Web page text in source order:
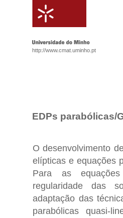
http://www.cmat.uminho.pt
EDPs parabólicas/
O desenvolvimento
elípticas e equações
Para as
regularidade das
adaptação das
parabólicas quasi-